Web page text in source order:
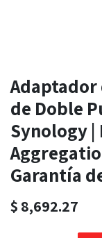
Adaptador
de Doble
Synology |
Garantía
$ 8,692.27